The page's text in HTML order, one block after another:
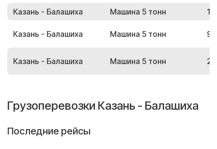
Казань - Балашиха Машина 5 тонн
Казань - Балашиха Машина 5 тонн
Казань - Балашиха Машина 5 тонн
Грузоперевозки Казань - Балашиха
Последние рейсы